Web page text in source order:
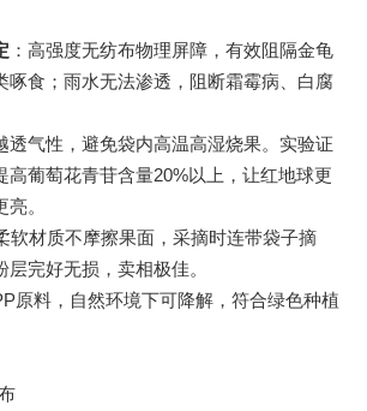
：高强度无纺布物理屏障，有效阻隔金龟
啄食；雨水无法渗透，阻断霜霉病、白腐
透气性，避免袋内高温高湿烧果。实验证
高葡萄花青苷含量20%以上，让红地球更
。
软材质不摩擦果面，采摘时连带袋子摘
完好无损，卖相极佳。
原料，自然环境下可降解，符合绿色种植